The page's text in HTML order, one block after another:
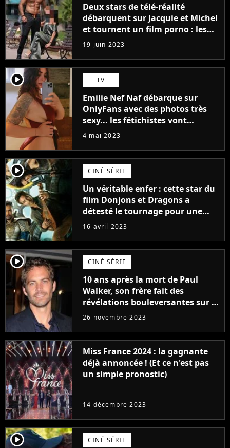
Deux stars de télé-réalité
débarquent sur Jacquie et Michel
et tournent un film porno : les
premières images du tournage
(exclu)
19 juin 2023
player2 TV
Emilie Nef Naf débarque sur
OnlyFans avec des photos très
sexy... les fétichistes vont
prendre leur pied !
4 mai 2023
player2 CINÉ SÉRIE
Un véritable enfer : cette star du
film Donjons et Dragons a
détesté le tournage pour une
raison très spéciale
16 avril 2023
player2 CINÉ SÉRIE
10 ans après la mort de Paul
Walker, son frère fait des
révélations bouleversantes sur la
réaction des acteurs de Fast and
26 novembre 2023
Miss France 2024 : la gagnante
déjà annoncée ! (Et ce n'est pas
un simple pronostic)
14 décembre 2023
player2 CINÉ SÉRIE